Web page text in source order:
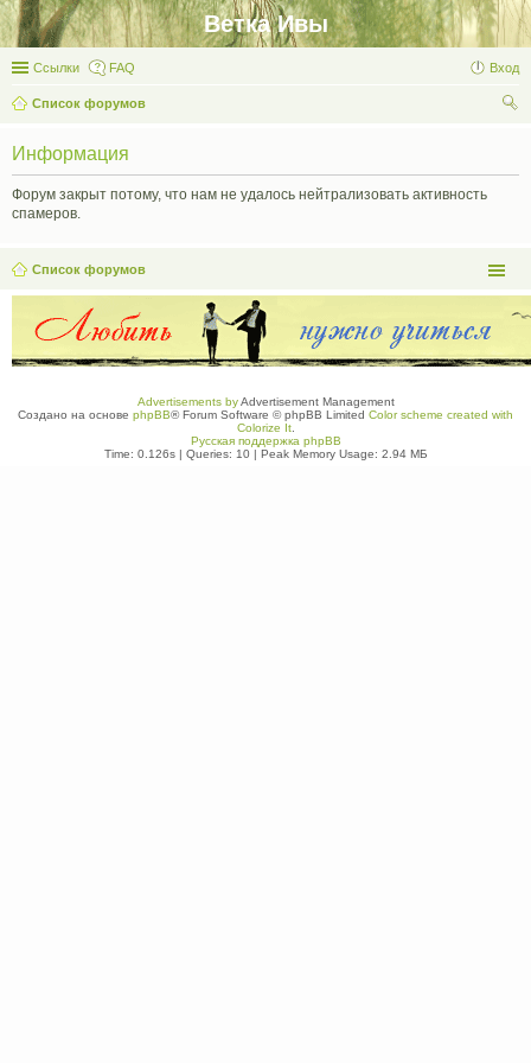
Ветка Ивы
Ссылки FAQ Вход
Список форумов
Информация
Форум закрыт потому, что нам не удалось нейтрализовать активность
спамеров.
Список форумов
Advertisements byAdvertisement Management
Создано на основе phpBB® Forum Software © phpBB Limited Color scheme created with
Colorize It.
Русская поддержка phpBB
Time: 0.126s| Queries: 10| Peak Memory Usage: 2.94 МБ